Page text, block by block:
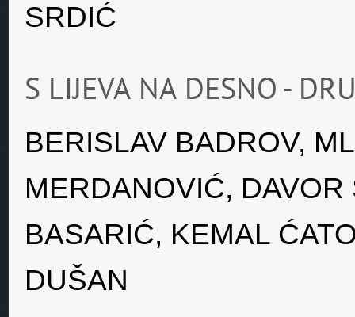
SRDIĆ
S LIJEVA NA DESNO -
BERISLAV BADROV,
MERDANOVIĆ,
BASARIĆ, KEMAL
DUŠAN